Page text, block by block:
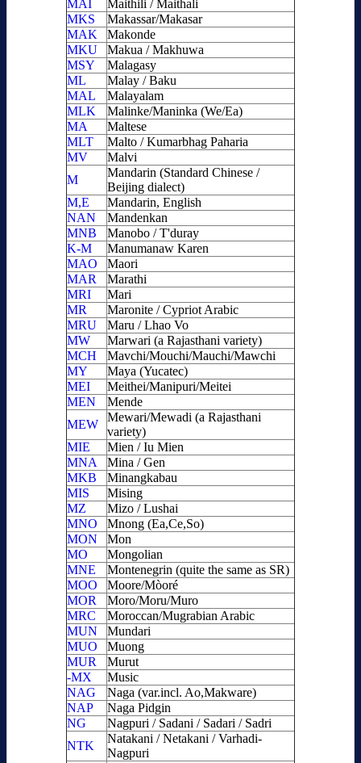
MAI
Maithili / Maithali
MKS
Makassar/Makasar
MAK
Makonde
MKU
Makua / Makhuwa
MSY
Malagasy
ML
Malay / Baku
MAL
Malayalam
MLK
Malinke/Maninka (We/Ea)
MA
Maltese
MLT
Malto / Kumarbhag Paharia
MV
Malvi
M
Mandarin (Standard Chinese /
Beijing dialect)
M,E
Mandarin, English
NAN
Mandenkan
MNB
Manobo / T'duray
K-M
Manumanaw Karen
MAO
Maori
MAR
Marathi
MRI
Mari
MR
Maronite / Cypriot Arabic
MRU
Maru / Lhao Vo
MW
Marwari (a Rajasthani variety)
MCH
Mavchi/Mouchi/Mauchi/Mawchi
MY
Maya (Yucatec)
MEI
Meithei/Manipuri/Meitei
MEN
Mende
MEW
Mewari/Mewadi (a Rajasthani
variety)
MIE
Mien / Iu Mien
MNA
Mina / Gen
MKB
Minangkabau
MIS
Mising
MZ
Mizo / Lushai
MNO
Mnong (Ea,Ce,So)
MON
Mon
MO
Mongolian
MNE
Montenegrin (quite the same as SR)
MOO
Moore/Mòoré
MOR
Moro/Moru/Muro
MRC
Moroccan/Mugrabian Arabic
MUN
Mundari
MUO
Muong
MUR
Murut
-MX
Music
NAG
Naga (var.incl. Ao,Makware)
NAP
Naga Pidgin
NG
Nagpuri / Sadani / Sadari / Sadri
NTK
Natakani / Netakani / Varhadi-
Nagpuri